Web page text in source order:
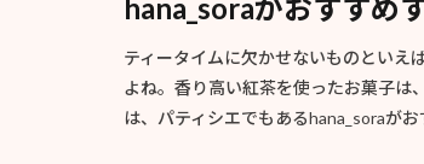
hana_soraがおすすめ
ティータイムに欠かせないものといえ
よね。香り高い紅茶を使ったお菓子は
は、パティシエでもあるhana_soraが